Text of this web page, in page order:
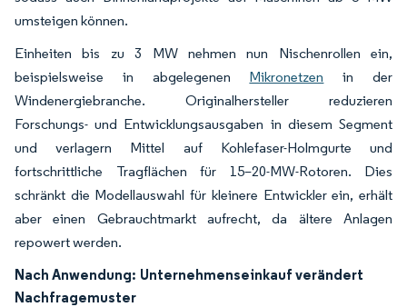
umsteigen können.
Einheiten bis zu 3 MW nehmen nun Nischenrollen ein,
beispielsweise in abgelegenen Mikronetzen in der
Windenergiebranche. Originalhersteller reduzieren
Forschungs- und Entwicklungsausgaben in diesem Segment
und verlagern Mittel auf Kohlefaser-Holmgurte und
fortschrittliche Tragflächen für 15–20-MW-Rotoren. Dies
schränkt die Modellauswahl für kleinere Entwickler ein, erhält
aber einen Gebrauchtmarkt aufrecht, da ältere Anlagen
repowert werden.
Nach Anwendung: Unternehmenseinkauf verändert
Nachfragemuster